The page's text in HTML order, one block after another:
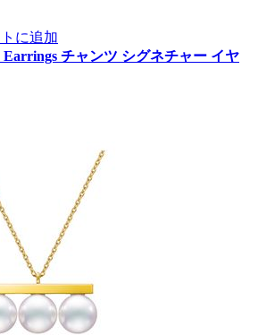
に追加
Earrings チャンツ シグネチャー イヤ